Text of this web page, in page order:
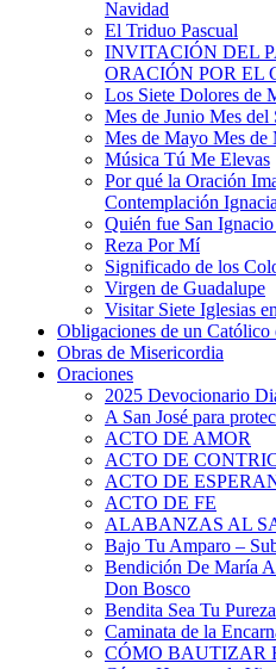
Navidad
El Triduo Pascual
INVITACIÓN DEL
ORACIÓN POR EL
Los Siete Dolores de
Mes de Junio Mes del
Mes de Mayo Mes de
Música Tú Me Elevas
Por qué la Oración
Contemplación
Quién fue San
Reza Por Mí
Significado de los
Virgen de Guadalupe
Visitar Siete Iglesias
Obligaciones de un Católico
Obras de Misericordia
Oraciones
2025 Devocionario
A San José para
ACTO DE AMOR
ACTO DE
ACTO DE
ACTO DE FE
ALABANZAS AL
Bajo Tu Amparo –
Bendición De María
Don Bosco
Bendita Sea Tu Pureza
Caminata de la
CÓMO BAUTIZAR